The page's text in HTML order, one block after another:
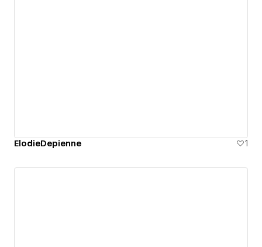
ElodieDepienne 1